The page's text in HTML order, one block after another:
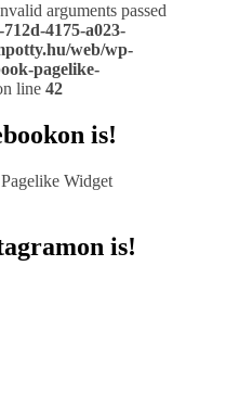
arguments passed
4175-a023-
web/wp-
pagelike-
line 42
is!
is!